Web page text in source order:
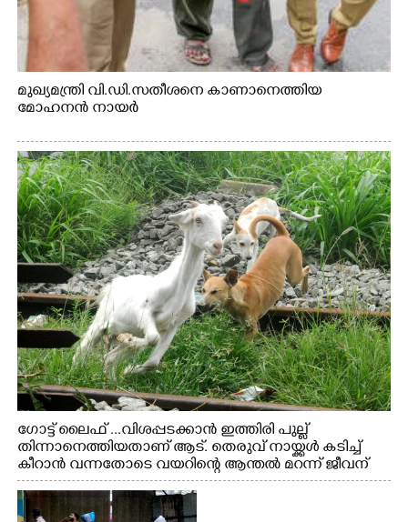
മുഖ്യമന്ത്രി വി.ഡി.സതീശനെ കാണാനെത്തിയ
മോഹനൻ നായർ
ഗോട്ട് ലൈഫ് ...വിശപ്പടക്കാൻ ഇത്തിരി പുല്ല്
തിന്നാനെത്തിയതാണ് ആട്. തെരുവ് നായ്ക്കൾ കടിച്ച്
കീറാൻ വന്നതോടെ വയറിന്റെ ആന്തൽ മറന്ന് ജീവന്
വേണ്ടിയായി ഓട്ടം. എറണാകുളം വാത്തുരുത്തിയിൽ
നിന്നുള്ള കാഴ്ച